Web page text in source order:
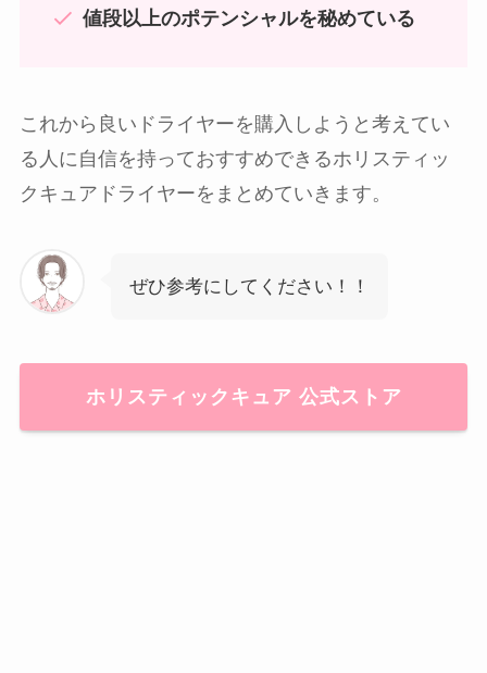
値段以上のポテンシャルを秘めている
これから良いドライヤーを購入しようと考えてい
る人に自信を持っておすすめできるホリスティッ
クキュアドライヤーをまとめていきます。
ぜひ参考にしてください！！
ホリスティックキュア 公式ストア